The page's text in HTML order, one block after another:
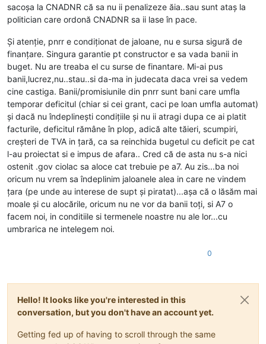
sacoșa la CNADNR că sa nu ii penalizeze ăia..sau sunt ataș la
politician care ordonă CNADNR sa ii lase în pace.
Și atenție, pnrr e condiționat de jaloane, nu e sursa sigură de
finanțare. Singura garantie pt constructor e sa vada banii in
buget. Nu are treaba el cu surse de finantare. Mi-ai pus
banii,lucrez,nu..stau..si da-ma in judecata daca vrei sa vedem
cine castiga. Banii/promisiunile din pnrr sunt bani care umfla
temporar deficitul (chiar si cei grant, caci pe loan umfla automat)
și dacă nu îndeplinești condițiile și nu ii atragi dupa ce ai platit
facturile, deficitul rămâne în plop, adică alte tăieri, scumpiri,
creșteri de TVA in țară, ca sa reinchida bugetul cu deficit pe cat
l-au proiectat si e impus de afara.. Cred că de asta nu s-a nici
ostenit .gov ciolac sa aloce cat trebuie pe a7. Au zis...ba noi
oricum nu vrem sa îndeplinim jaloanele alea in care ne vindem
țara (pe unde au interese de supt și piratat)...așa că o lăsăm mai
moale și cu alocările, oricum nu ne vor da banii toți, si A7 o
facem noi, in conditiile si termenele noastre nu ale lor...cu
umbrarica ne intelegem noi.
0
Hello! It looks like you're interested in this
conversation, but you don't have an account yet.
Getting fed up of having to scroll through the same